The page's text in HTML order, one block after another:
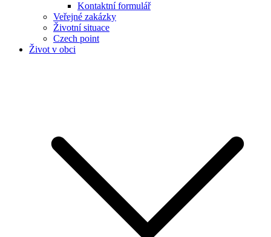
Kontaktní formulář
Veřejné zakázky
Životní situace
Czech point
Život v obci